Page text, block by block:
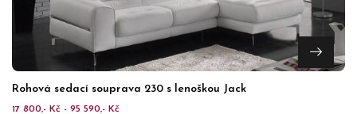
Rohová sedací souprava 230 s lenoškou Jack
17 800,- Kč - 95 590,- Kč